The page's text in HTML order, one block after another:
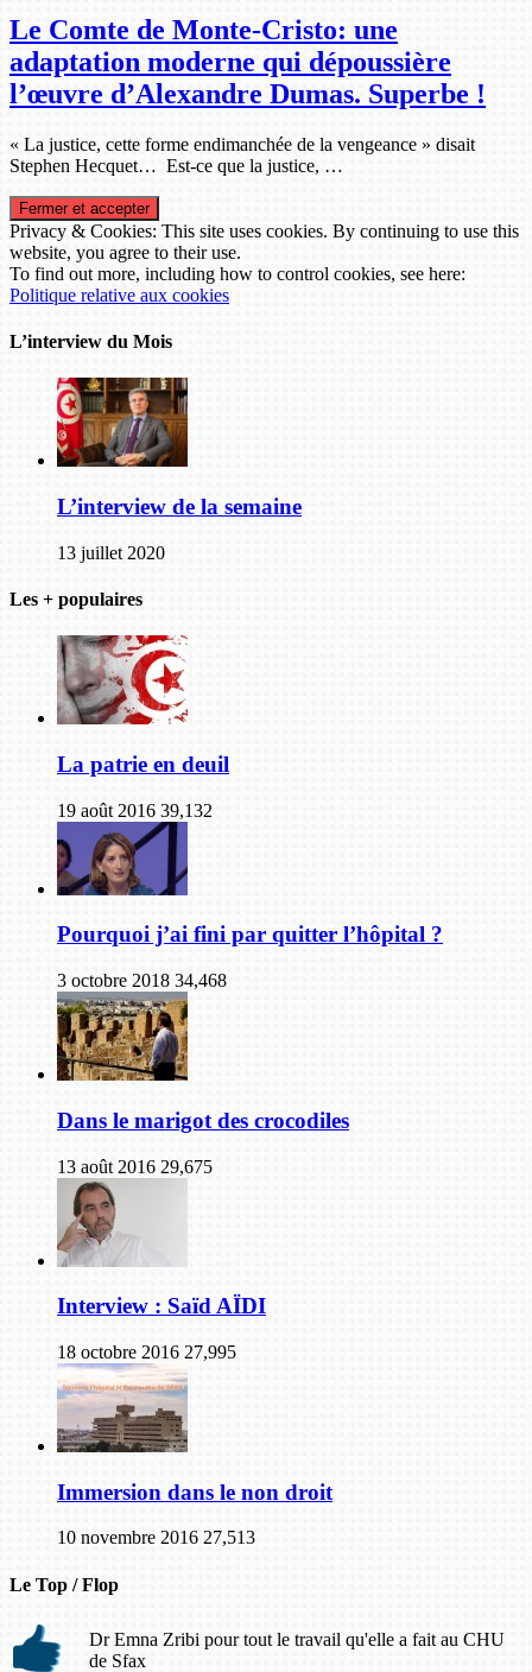
Le Comte de Monte-Cristo: une
adaptation moderne qui dépoussière
l’œuvre d’Alexandre Dumas. Superbe !
« La justice, cette forme endimanchée de la vengeance » disait
Stephen Hecquet… Est-ce que la justice, …
Privacy & Cookies: This site uses cookies. By continuing to use this
website, you agree to their use.
To find out more, including how to control cookies, see here:
Politique relative aux cookies
L’interview du Mois
L’interview de la semaine
13 juillet 2020
Les + populaires
La patrie en deuil
19 août 2016 39,132
Pourquoi j’ai fini par quitter l’hôpital ?
3 octobre 2018 34,468
Dans le marigot des crocodiles
13 août 2016 29,675
Interview : Saïd AÏDI
18 octobre 2016 27,995
Immersion dans le non droit
10 novembre 2016 27,513
Le Top / Flop
Dr Emna Zribi pour tout le travail qu'elle a fait au CHU
de Sfax